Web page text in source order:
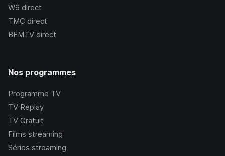
W9 direct
TMC direct
BFMTV direct
Nos programmes
Programme TV
TV Replay
TV Gratuit
Films streaming
Séries streaming